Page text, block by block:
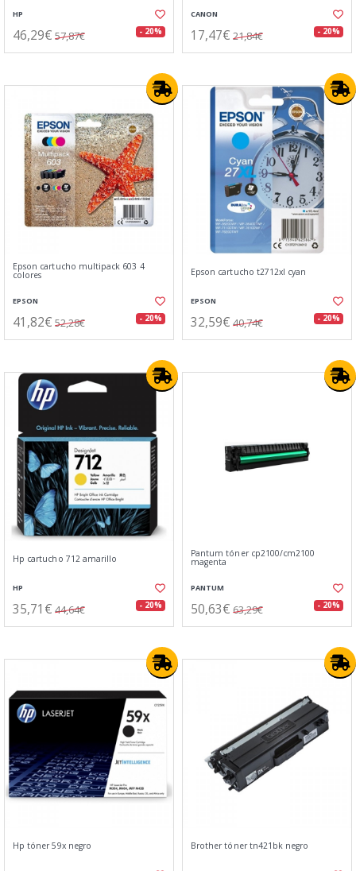
HP
46,29€ 57,87€ - 20%
CANON
17,47€ 21,84€ - 20%
Epson cartucho multipack 603 4
colores
EPSON
41,82€ 52,28€ - 20%
Epson cartucho t2712xl cyan
EPSON
32,59€ 40,74€ - 20%
Hp cartucho 712 amarillo
HP
35,71€ 44,64€ - 20%
Pantum tóner cp2100/cm2100
magenta
PANTUM
50,63€ 63,29€ - 20%
Hp tóner 59x negro Brother tóner tn421bk negro